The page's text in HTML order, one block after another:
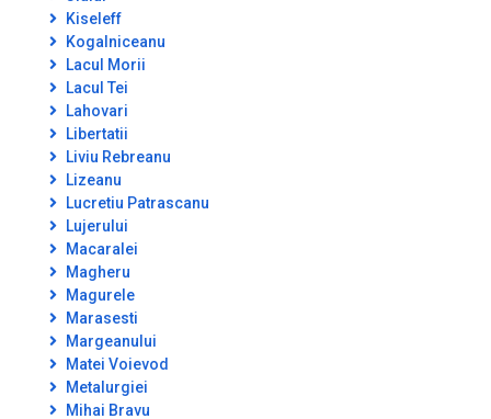
Kiseleff
Kogalniceanu
Lacul Morii
Lacul Tei
Lahovari
Libertatii
Liviu Rebreanu
Lizeanu
Lucretiu Patrascanu
Lujerului
Macaralei
Magheru
Magurele
Marasesti
Margeanului
Matei Voievod
Metalurgiei
Mihai Bravu